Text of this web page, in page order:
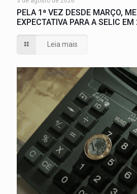
PELA 1ª VEZ DESDE MARÇO,
EXPECTATIVA PARA A SELIC
Leia mais